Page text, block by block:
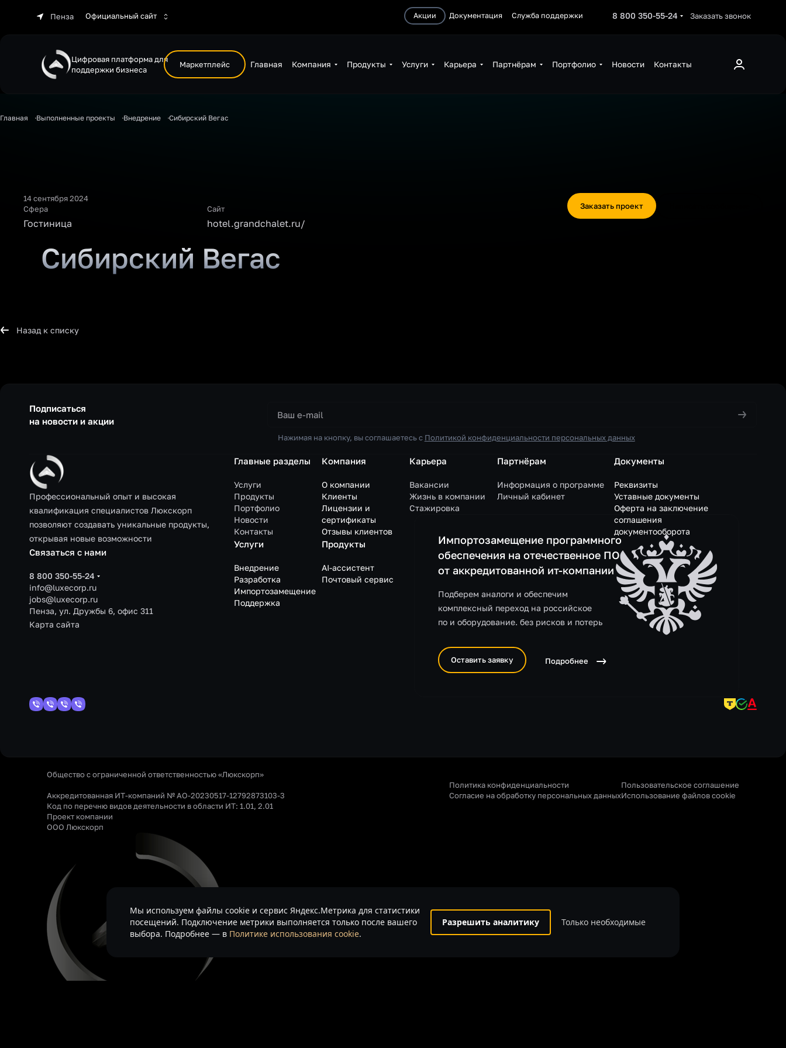
Пенза Официальный сайт Акции Документация Служба поддержки 8 800 350-55-24 Заказать звонок
Цифровая платформа для
поддержки бизнеса
Маркетплейс Главная Компания Продукты Услуги Карьера Партнёрам Портфолио Новости Контакты
Главная Выполненные проекты Внедрение Сибирский Вегас
14 сентября 2024
Сфера
Гостиница
Сайт
hotel.grandchalet.ru/
Заказать проект
Сибирский Вегас
Назад к списку
Подписаться
на новости и акции
Нажимая на кнопку, вы соглашаетесь с Политикой конфиденциальности персональных данных
Профессиональный опыт и высокая
квалификация специалистов Люкскорп
позволяют создавать уникальные продукты,
открывая новые возможности
Связаться с нами
8 800 350-55-24
info@luxecorp.ru
jobs@luxecorp.ru
Пенза, ул. Дружбы 6, офис 311
Карта сайта
Главные разделы
Услуги
Продукты
Портфолио
Новости
Контакты
Компания
О компании
Клиенты
Лицензии и
сертификаты
Отзывы клиентов
Карьера
Вакансии
Жизнь в компании
Стажировка
Партнёрам
Информация о программе
Личный кабинет
Документы
Реквизиты
Уставные документы
Оферта на заключение
соглашения
документооборота
Услуги
Внедрение
Разработка
Импортозамещение
Поддержка
Продукты
AI-ассистент
Почтовый сервис
Импортозамещение программного
обеспечения на отечественное ПО
от аккредитованной ит-компании
Подберем аналоги и обеспечим
комплексный переход на российское
по и оборудование. без рисков и потерь
Оставить заявку Подробнее
Общество с ограниченной ответственностью «Люкскорп»
Аккредитованная ИТ-компаний № АО-20230517-12792873103-3
Код по перечню видов деятельности в области ИТ: 1.01, 2.01
Политика конфиденциальности
Согласие на обработку персональных данных
Пользовательское соглашение
Использование файлов cookie
Проект компании
ООО Люкскорп
Мы используем файлы cookie и сервис Яндекс.Метрика для статистики
посещений. Подключение метрики выполняется только после вашего
выбора. Подробнее — в Политике использования cookie.
Разрешить аналитику Только необходимые